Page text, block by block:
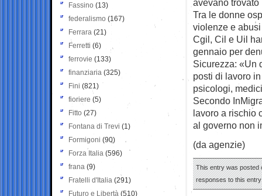
avevano
Tra le donne
violenze e
Cgil, Cil e Uil
gennaio per
Sicurezza: «Un
posti di lavoro
psicologi,
Secondo
lavoro a rischio
al governo non
(da agenzie)
This entry was posted
responses to this
Fassino (13)
federalismo (167)
Ferrara (21)
Ferretti (6)
ferrovie (133)
finanziaria (325)
Fini (821)
fioriere (5)
Fitto (27)
Fontana di Trevi (1)
Formigoni (90)
Forza Italia (596)
frana (9)
Fratelli d'Italia (291)
Futuro e Libertà (510)